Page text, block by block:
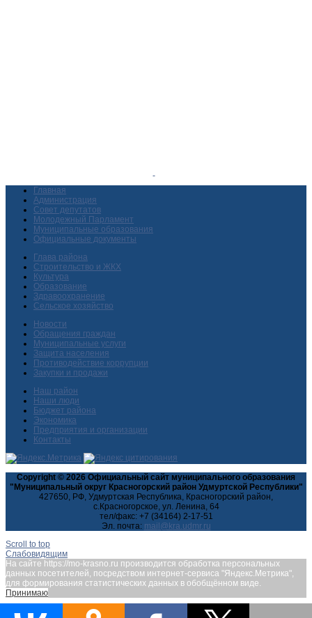
Главная
Администрация
Совет депутатов
Молодежный Парламент
Муниципальные образования
Официальные документы
Глава района
Строительство и ЖКХ
Культура
Образование
Здравоохранение
Сельское хозяйство
Новости
Обращения граждан
Муниципальные услуги
Защита населения
Противодействие коррупции
Закупки и продажи
Наш район
Наши люди
Бюджет района
Экономика
Предприятия и организации
Контакты
Copyright © 2026 Официальный сайт муниципального образования
"Муниципальный округ Красногорский район Удмуртской Республики"
427650, РФ, Удмуртская Республика, Красногорский район,
с.Красногорское, ул. Ленина, 64
тел/факс: +7 (34164) 2-17-51
Эл. почта:
Scroll to top
Слабовидящим
На сайте https://mo-krasno.ru производится обработка персональных
данных посетителей, посредством интернет-сервиса "Яндекс.Метрика",
для формирования статистических данных в обобщённом виде.
Принимаю